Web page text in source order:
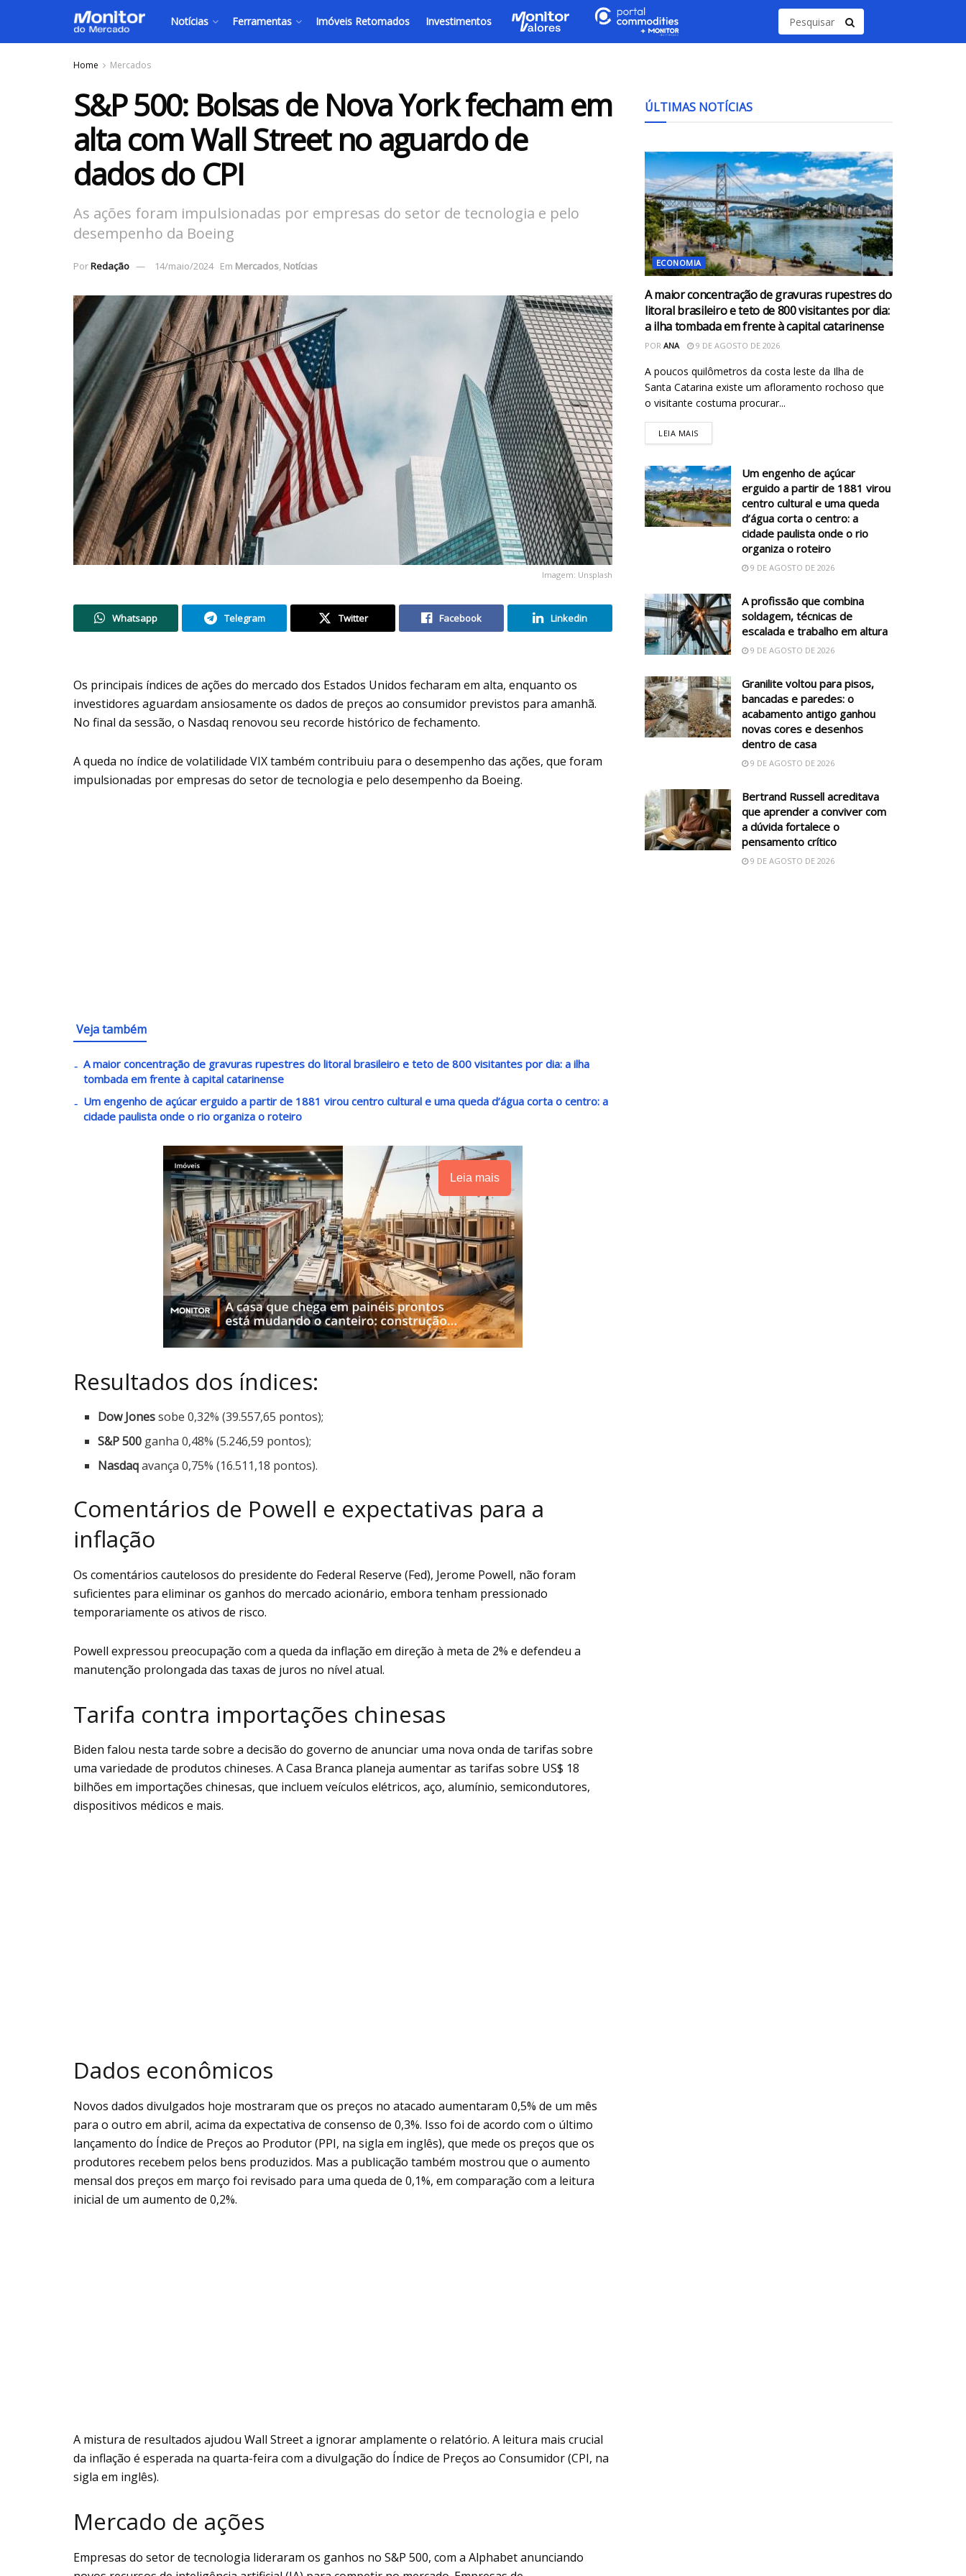
Notícias Ferramentas Imóveis Retomados Investimentos
Home Mercados
S&P 500: Bolsas de Nova York fecham em
alta com Wall Street no aguardo de
dados do CPI
As ações foram impulsionadas por empresas do setor de tecnologia e pelo
desempenho da Boeing
PorRedação 14/maio/2024 Em Mercados, Notícias
Imagem: Unsplash
Whatsapp Telegram Twitter Facebook Linkedin
Os principais índices de ações do mercado dos Estados Unidos fecharam em alta, enquanto os
investidores aguardam ansiosamente os dados de preços ao consumidor previstos para amanhã.
No final da sessão, o Nasdaq renovou seu recorde histórico de fechamento.
A queda no índice de volatilidade VIX também contribuiu para o desempenho das ações, que foram
impulsionadas por empresas do setor de tecnologia e pelo desempenho da Boeing.
Veja também
A maior concentração de gravuras rupestres do litoral brasileiro e teto de 800 visitantes por dia: a ilha
tombada em frente à capital catarinense
Um engenho de açúcar erguido a partir de 1881 virou centro cultural e uma queda d’água corta o centro: a
cidade paulista onde o rio organiza o roteiro
Leia mais
Resultados dos índices:
Dow Jonessobe 0,32% (39.557,65 pontos);
S&P 500 ganha 0,48% (5.246,59 pontos);
Nasdaqavança 0,75% (16.511,18 pontos).
Comentários de Powell e expectativas para a
inflação
Os comentários cautelosos do presidente do Federal Reserve (Fed), Jerome Powell, não foram
suficientes para eliminar os ganhos do mercado acionário, embora tenham pressionado
temporariamente os ativos de risco.
Powell expressou preocupação com a queda da inflação em direção à meta de 2% e defendeu a
manutenção prolongada das taxas de juros no nível atual.
Tarifa contra importações chinesas
Biden falou nesta tarde sobre a decisão do governo de anunciar uma nova onda de tarifas sobre
uma variedade de produtos chineses. A Casa Branca planeja aumentar as tarifas sobre US$ 18
bilhões em importações chinesas, que incluem veículos elétricos, aço, alumínio, semicondutores,
dispositivos médicos e mais.
Dados econômicos
Novos dados divulgados hoje mostraram que os preços no atacado aumentaram 0,5% de um mês
para o outro em abril, acima da expectativa de consenso de 0,3%. Isso foi de acordo com o último
lançamento do Índice de Preços ao Produtor (PPI, na sigla em inglês), que mede os preços que os
produtores recebem pelos bens produzidos. Mas a publicação também mostrou que o aumento
mensal dos preços em março foi revisado para uma queda de 0,1%, em comparação com a leitura
inicial de um aumento de 0,2%.
A mistura de resultados ajudou Wall Street a ignorar amplamente o relatório. A leitura mais crucial
da inflação é esperada na quarta-feira com a divulgação do Índice de Preços ao Consumidor (CPI, na
sigla em inglês).
Mercado de ações
Empresas do setor de tecnologia lideraram os ganhos no S&P 500, com a Alphabet anunciando
ÚLTIMAS NOTÍCIAS
ECONOMIA
A maior concentração de gravuras rupestres do
litoral brasileiro e teto de 800 visitantes por dia:
a ilha tombada em frente à capital catarinense
POR ANA 9 DE AGOSTO DE 2026
A poucos quilômetros da costa leste da Ilha de
Santa Catarina existe um afloramento rochoso que
o visitante costuma procurar...
LEIA MAIS
Um engenho de açúcar
erguido a partir de 1881 virou
centro cultural e uma queda
d’água corta o centro: a
cidade paulista onde o rio
organiza o roteiro
9 DE AGOSTO DE 2026
A profissão que combina
soldagem, técnicas de
escalada e trabalho em altura
9 DE AGOSTO DE 2026
Granilite voltou para pisos,
bancadas e paredes: o
acabamento antigo ganhou
novas cores e desenhos
dentro de casa
9 DE AGOSTO DE 2026
Bertrand Russell acreditava
que aprender a conviver com
a dúvida fortalece o
pensamento crítico
9 DE AGOSTO DE 2026